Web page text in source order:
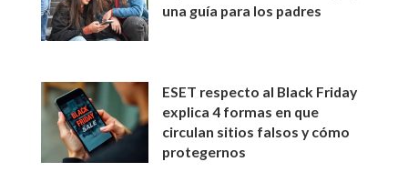
una guía para los padres
ESET respecto al Black Friday
explica 4 formas en que
circulan sitios falsos y cómo
protegernos